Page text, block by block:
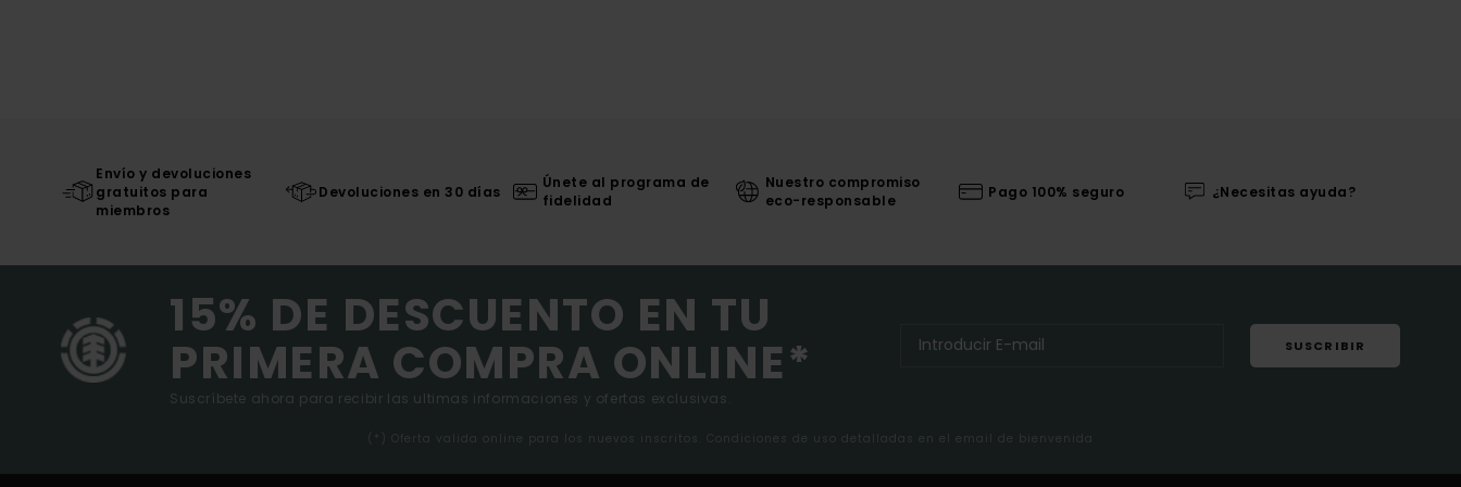
Envío y devoluciones
gratuitos para
miembros
Devoluciones en 30 días
Únete al programa de
fidelidad
Nuestro compromiso
eco-responsable
Pago 100% seguro ¿Necesitas ayuda?
15% DE DESCUENTO EN TU
PRIMERA COMPRA ONLINE*
Suscríbete ahora para recibir las ultimas informaciones y ofertas exclusivas.
SUSCRIBIR
(*) Oferta valida online para los nuevos inscritos. Condiciones de uso detalladas en el email de bienvenida